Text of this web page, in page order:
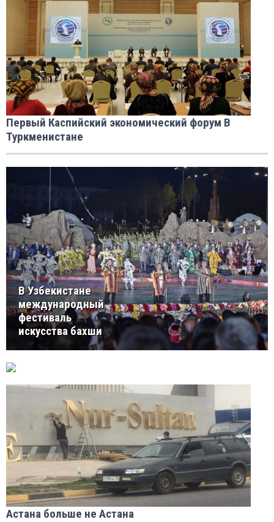
Первый Каспийский экономический форум В
Туркменистане
В Узбекистане
международный
фестиваль
искусства бахши
Астана больше не Астана